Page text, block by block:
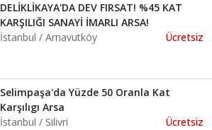
DELİKLİKAYA'DA DEV FIRSAT! %45 KAT
KARŞILIĞI SANAYİ İMARLI ARSA!
İstanbul / Arnavutköy
Ücretsiz
Selimpaşa'da Yüzde 50 Oranla Kat
Karşılıgı Arsa
İstanbul / Silivri
Ücretsiz